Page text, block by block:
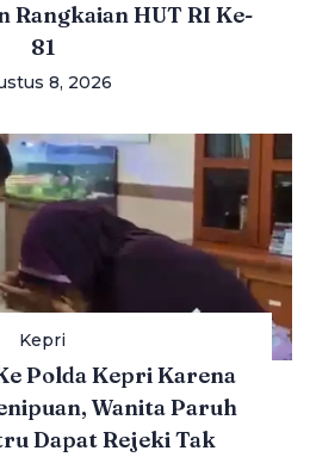
Rangkaian HUT RI Ke-
81
8, 2026
Kepri
Polda Kepri Karena
Wanita Paruh
Dapat Rejeki Tak